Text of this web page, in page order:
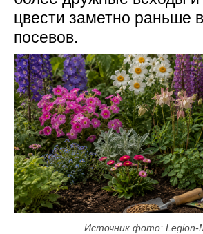
цвести заметно раньше
посевов.
Источник фото: Legion-